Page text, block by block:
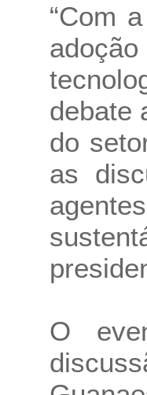
“Com
debate
do
as
O